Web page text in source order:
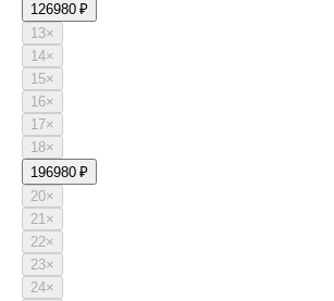
126980 ₽
13×
14×
15×
16×
17×
18×
196980 ₽
20×
21×
22×
23×
24×